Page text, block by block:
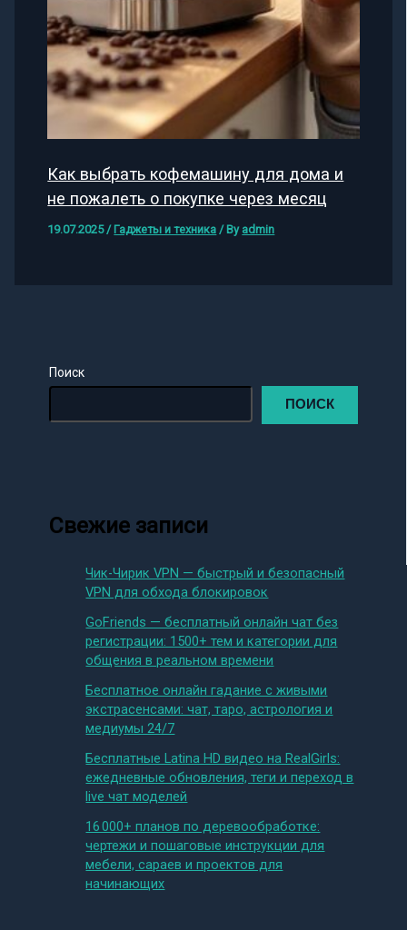
Как выбрать кофемашину для дома и
не пожалеть о покупке через месяц
19.07.2025/ Гаджеты и техника / By admin
Поиск
ПОИСК
Свежие записи
Чик-Чирик VPN — быстрый и безопасный
VPN для обхода блокировок
GoFriends — бесплатный онлайн чат без
регистрации: 1500+ тем и категории для
общения в реальном времени
Бесплатное онлайн гадание с живыми
экстрасенсами: чат, таро, астрология и
медиумы 24/7
Бесплатные Latina HD видео на RealGirls:
ежедневные обновления, теги и переход в
live чат моделей
16 000+ планов по деревообработке:
чертежи и пошаговые инструкции для
мебели, сараев и проектов для
начинающих